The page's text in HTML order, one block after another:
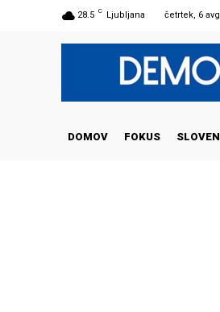
28.5 C Ljubljana četrtek, 6
DOMOV FOKUS